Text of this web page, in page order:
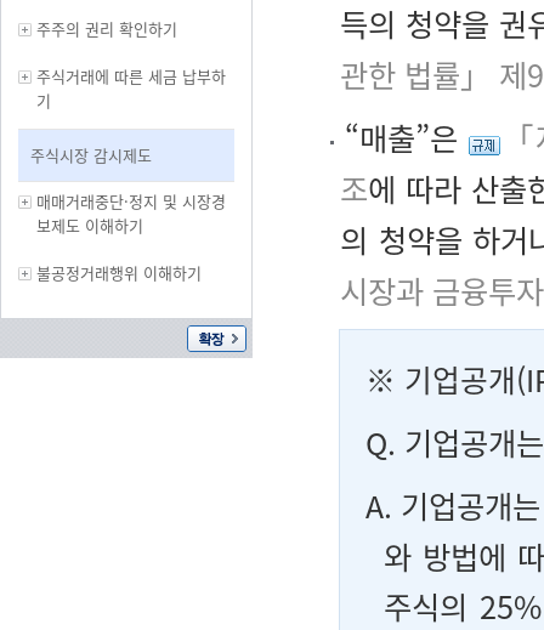
주주의 권리 확인하기
주식거래에 따른 세금 납부하
기
주식시장 감시제도
매매거래중단·정지 및 시장경
보제도 이해하기
불공정거래행위 이해하기
득의 청약을 권
관한 법률」 제
“매출”은
「
조에 따라 산출
의 청약을 하거
시장과 금융투
※ 기업공개
Q. 기업공개
A. 기업공개
와 방법에
주식의